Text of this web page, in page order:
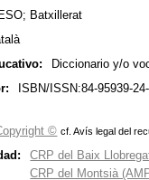
ESO; Batxillerat
Diccionario y/o
ISBN/ISSN:84-95939-
© cf. Avís legal del
CRP del Baix
CRP del Montsià